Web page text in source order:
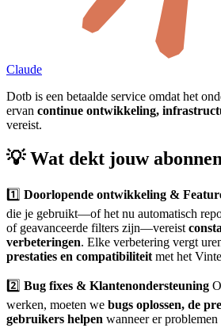
Claude
Dotb is een betaalde service omdat het
ervan continue ontwikkeling,
vereist.
💡 Wat dekt jouw
1️⃣ Doorlopende ontwikkeling &
die je gebruikt—of het nu automatisch
of geavanceerde filters zijn—vereist
verbeteringen. Elke verbetering vergt
prestaties en compatibiliteit met het
2️⃣ Bug fixes & Klantenondersteuning
werken, moeten we bugs oplossen, de
gebruikers helpen wanneer er